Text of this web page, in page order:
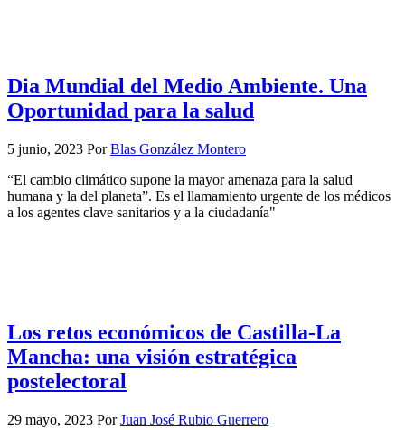
Dia Mundial del Medio Ambiente. Una
Oportunidad para la salud
5 junio, 2023 PorBlas González Montero
“El cambio climático supone la mayor amenaza para la salud
humana y la del planeta”. Es el llamamiento urgente de los médicos
a los agentes clave sanitarios y a la ciudadanía"
Los retos económicos de Castilla-La
Mancha: una visión estratégica
postelectoral
29 mayo, 2023 PorJuan José Rubio Guerrero